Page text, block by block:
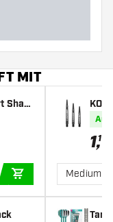
MIT
Shaft
IN DEN
Auf
1,19
Medium